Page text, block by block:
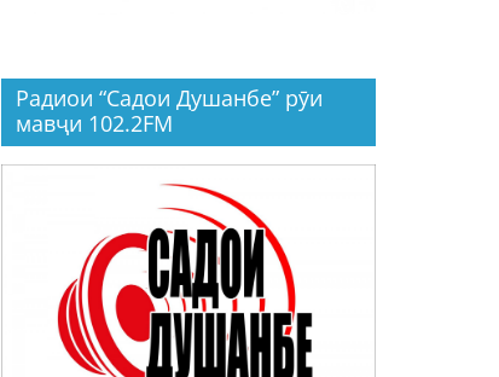
Радиои “Садои Душанбе” рӯи
мавҷи 102.2FM